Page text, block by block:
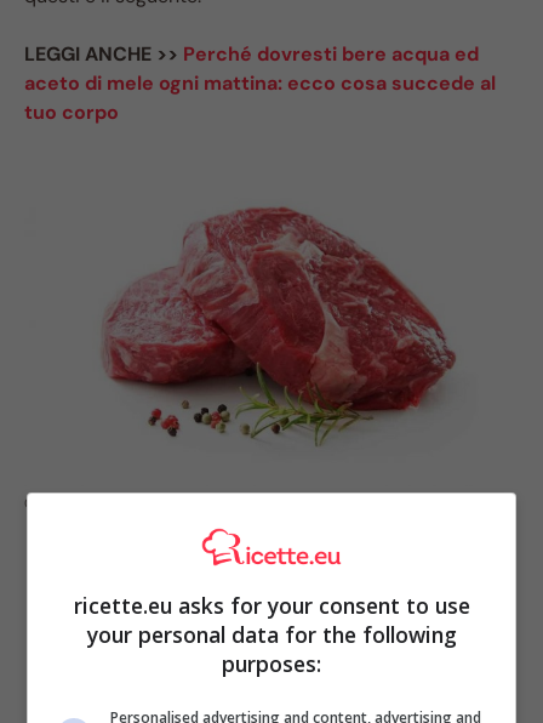
LEGGI ANCHE >> Perché dovresti bere acqua ed
aceto di mele ogni mattina: ecco cosa succede al
tuo corpo
Carne tenera: il trucco della nonna
ricette.eu asks for your consent to use
your personal data for the following
purposes:
Personalised advertising and content, advertising and